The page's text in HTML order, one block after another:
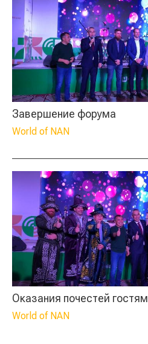
Завершение форума
World of NAN
Оказания почестей гостям
World of NAN